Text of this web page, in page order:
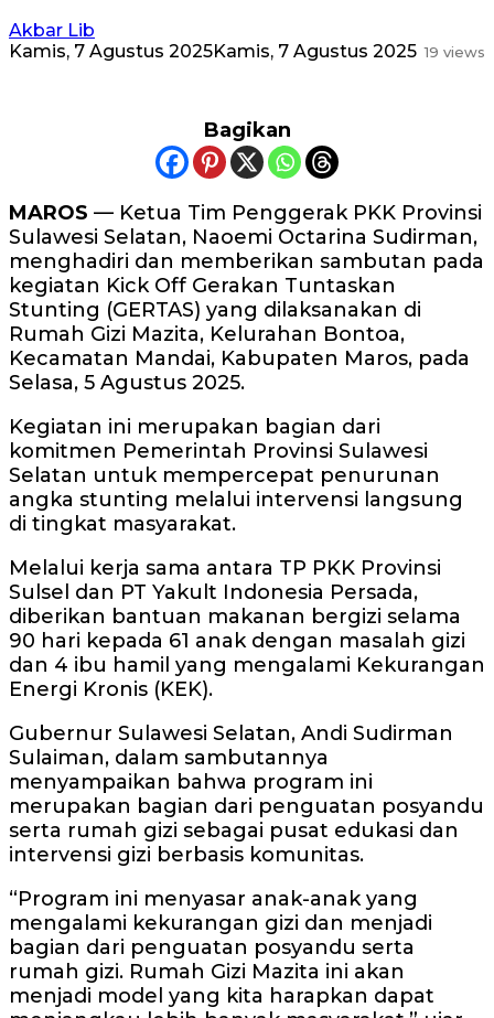
Akbar Lib
Kamis, 7 Agustus 2025Kamis, 7 Agustus 2025 19 views
Bagikan
MAROS — Ketua Tim Penggerak PKK Provinsi
Sulawesi Selatan, Naoemi Octarina Sudirman,
menghadiri dan memberikan sambutan pada
kegiatan Kick Off Gerakan Tuntaskan
Stunting (GERTAS) yang dilaksanakan di
Rumah Gizi Mazita, Kelurahan Bontoa,
Kecamatan Mandai, Kabupaten Maros, pada
Selasa, 5 Agustus 2025.
Kegiatan ini merupakan bagian dari
komitmen Pemerintah Provinsi Sulawesi
Selatan untuk mempercepat penurunan
angka stunting melalui intervensi langsung
di tingkat masyarakat.
Melalui kerja sama antara TP PKK Provinsi
Sulsel dan PT Yakult Indonesia Persada,
diberikan bantuan makanan bergizi selama
90 hari kepada 61 anak dengan masalah gizi
dan 4 ibu hamil yang mengalami Kekurangan
Energi Kronis (KEK).
Gubernur Sulawesi Selatan, Andi Sudirman
Sulaiman, dalam sambutannya
menyampaikan bahwa program ini
merupakan bagian dari penguatan posyandu
serta rumah gizi sebagai pusat edukasi dan
intervensi gizi berbasis komunitas.
“Program ini menyasar anak-anak yang
mengalami kekurangan gizi dan menjadi
bagian dari penguatan posyandu serta
rumah gizi. Rumah Gizi Mazita ini akan
menjadi model yang kita harapkan dapat